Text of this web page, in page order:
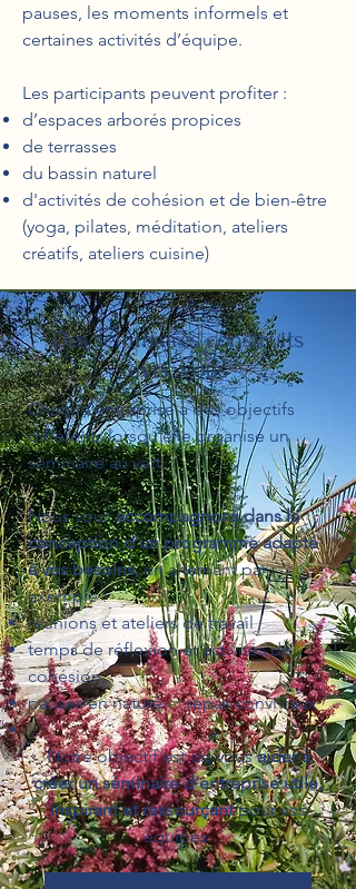
pauses, les moments informels et
certaines activités d’équipe.
Les participants peuvent profiter :
d’espaces arborés propices
de terrasses
du bassin naturel
d'activités de cohésion et de bien-être
(yoga, pilates, méditation, ateliers
créatifs, ateliers cuisine)
Des séminaires construits
avec vous
Chaque entreprise a des objectifs
différents lorsqu’elle organise un
séminaire au vert.
Nous vousaccompagnons dans la
conception d’un programme adapté
à vos besoins, en alternant par
exemple :
réunions et ateliers de travail
temps de réflexion et activités de
cohésion
pauses en natureetrepas conviviaux
Notre objectif est de vousaider à
créer un séminaire d’entreprise utile,
inspirant et ressourçantpour vos
équipes.